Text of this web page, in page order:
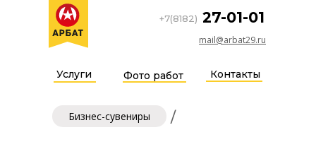
Услуги Фото работ Контакты
mail@arbat29.ru
27-01-01
+7(8182)
/
Бизнес-сувениры